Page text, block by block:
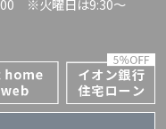
社とやり取りをし
いあまり、こちら
ないと感じること
がありました。
いました。
※火曜日は9:30～